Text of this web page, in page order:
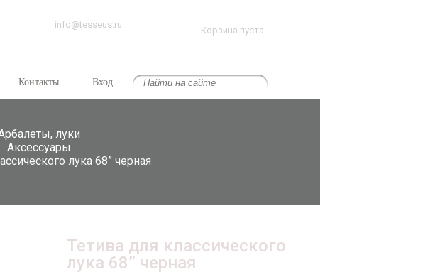
info@tesseus.ru
Корзина пуста
Контакты Вход
луки
Аксессуары
лука 68” черная
Тетива для классического
лука 68” черная